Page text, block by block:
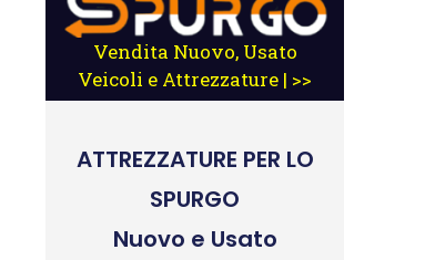
Vendita Nuovo, Usato
Veicoli e Attrezzature | >>
ATTREZZATURE PER LO
SPURGO
Nuovo e Usato